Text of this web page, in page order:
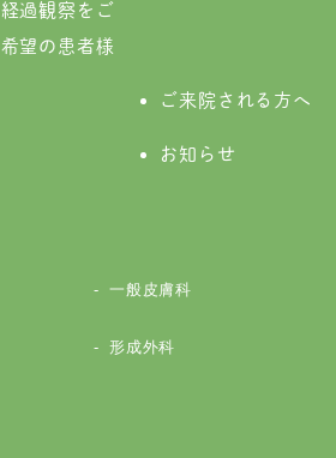
経過観察をご
希望の患者様
ご来院される方へ
お知らせ
一般皮膚科
形成外科